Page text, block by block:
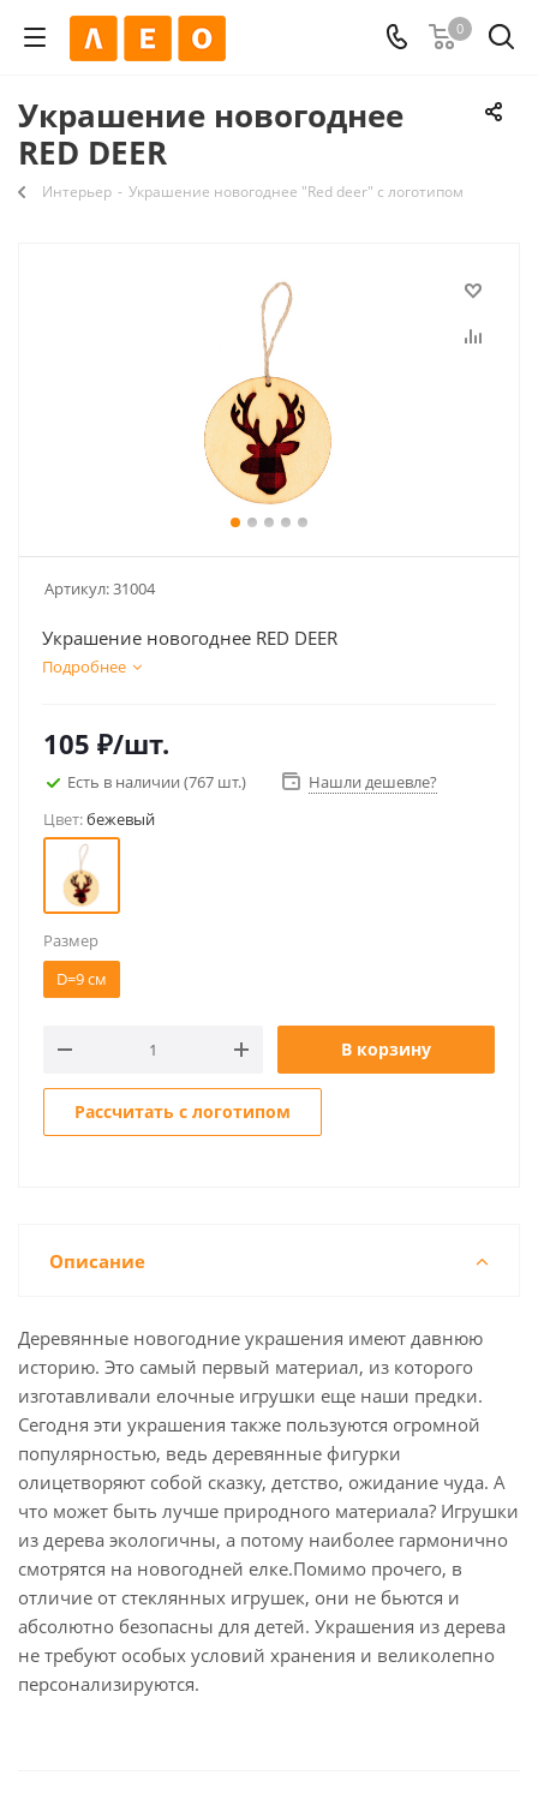
0
Украшение новогоднее
RED DEER
Интерьер - Украшение новогоднее "Red deer" с логотипом
Артикул:31004
Украшение новогоднее RED DEER
Подробнее
105 ₽/шт.
Есть в наличии (767 шт.)
Нашли дешевле?
Цвет:бежевый
Размер
D=9 см
В корзину
Рассчитать с логотипом
Описание
Деревянные новогодние украшения имеют давнюю
историю. Это самый первый материал, из которого
изготавливали елочные игрушки еще наши предки.
Сегодня эти украшения также пользуются огромной
популярностью, ведь деревянные фигурки
олицетворяют собой сказку, детство, ожидание чуда. А
что может быть лучше природного материала? Игрушки
из дерева экологичны, а потому наиболее гармонично
смотрятся на новогодней елке.Помимо прочего, в
отличие от стеклянных игрушек, они не бьются и
абсолютно безопасны для детей. Украшения из дерева
не требуют особых условий хранения и великолепно
персонализируются.